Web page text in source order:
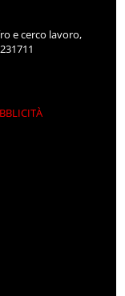
e cerco lavoro,